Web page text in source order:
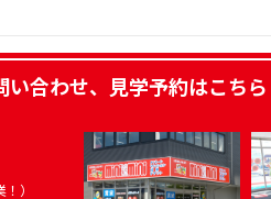
い合わせ、見学予約はこちら
）